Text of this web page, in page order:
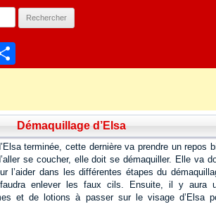
Démaquillage d’Elsa
terminée, cette dernière va prendre un repos
se coucher, elle doit se démaquiller. Elle va
l’aider dans les différentes étapes du
enlever les faux cils. Ensuite, il y aura
et de lotions à passer sur le visage d’Elsa